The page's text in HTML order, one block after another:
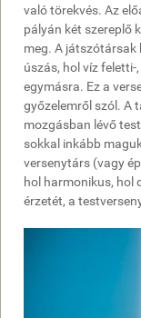
való törekvés. Az
pályán két szereplő
meg. A
úszás, hol víz
egymásra. Ez a
győzelemről szól. A
mozgásban lévő
sokkal inkább
versenytárs (vagy
hol harmonikus, hol
érzetét, a